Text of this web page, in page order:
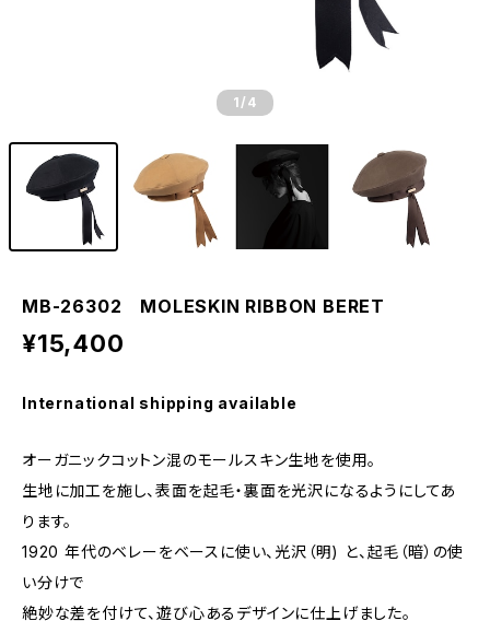
1 /4
MB-26302 MOLESKIN RIBBON BERET
¥15,400
International shipping available
オーガニックコットン混のモールスキン生地を使用。
生地に加工を施し、表面を起毛・裏面を光沢になるようにしてあ
ります。
1920 年代のベレーをベースに使い、光沢（明) と、起毛（暗）の使
い分けで
絶妙な差を付けて、遊び心あるデザインに仕上げました。